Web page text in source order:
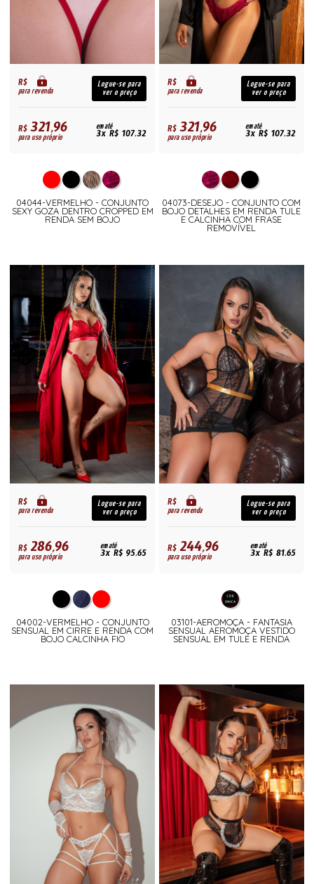
R$
para revenda
Logue-se para
ver o preço
R$321,96
para uso próprio
em até
3x R$ 107,32
04044-VERMELHO - CONJUNTO
SEXY GOZA DENTRO CROPPED EM
RENDA SEM BOJO
R$
para revenda
Logue-se para
ver o preço
R$321,96
para uso próprio
em até
3x R$ 107,32
04073-DESEJO - CONJUNTO COM
BOJO DETALHES EM RENDA TULE
E CALCINHA COM FRASE
REMOVÍVEL
R$
para revenda
Logue-se para
ver o preço
R$286,96
para uso próprio
em até
3x R$ 95,65
04002-VERMELHO - CONJUNTO
SENSUAL EM CIRRE E RENDA COM
BOJO CALCINHA FIO
R$
para revenda
Logue-se para
ver o preço
R$244,96
para uso próprio
em até
3x R$ 81,65
03101-AEROMOÇA - FANTASIA
SENSUAL AEROMOÇA VESTIDO
SENSUAL EM TULE E RENDA